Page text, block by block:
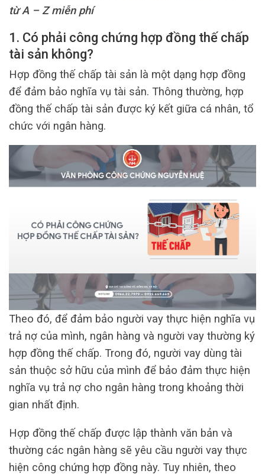
từ A – Z miễn phí
1. Có phải công chứng hợp đồng thế chấp
tài sản không?
Hợp đồng thế chấp tài sản là một dạng hợp đồng
để đảm bảo nghĩa vụ tài sản. Thông thường, hợp
đồng thế chấp tài sản được ký kết giữa cá nhân, tổ
chức với ngân hàng.
Theo đó, để đảm bảo người vay thực hiện nghĩa vụ
trả nợ của mình, ngân hàng và người vay thường ký
hợp đồng thế chấp. Trong đó, người vay dùng tài
sản thuộc sở hữu của mình để bảo đảm thực hiện
nghĩa vụ trả nợ cho ngân hàng trong khoảng thời
gian nhất định.
Hợp đồng thế chấp được lập thành văn bản và
thường các ngân hàng sẽ yêu cầu người vay thực
hiện công chứng hợp đồng này. Tuy nhiên, theo